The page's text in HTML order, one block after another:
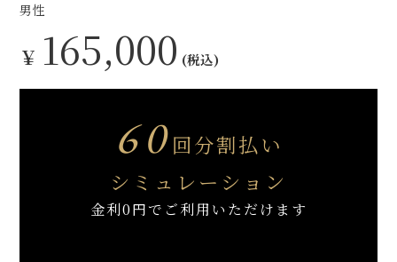
男性
￥ 165,000 (税込)
60回分割払い
シミュレーション
金利0円でご利用いただけます